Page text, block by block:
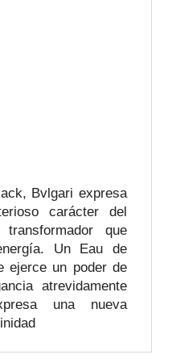
Bvlgari expresa
carácter del
que
Un Eau de
ejerce un poder de
atrevidamente
una nueva